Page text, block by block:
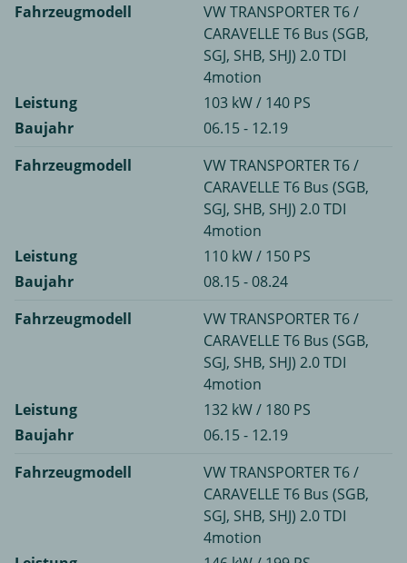
Fahrzeugmodell
VW TRANSPORTER T6 /
CARAVELLE T6 Bus (SGB,
SGJ, SHB, SHJ) 2.0 TDI
4motion
Leistung
103 kW / 140 PS
Baujahr
06.15 - 12.19
Fahrzeugmodell
VW TRANSPORTER T6 /
CARAVELLE T6 Bus (SGB,
SGJ, SHB, SHJ) 2.0 TDI
4motion
Leistung
110 kW / 150 PS
Baujahr
08.15 - 08.24
Fahrzeugmodell
VW TRANSPORTER T6 /
CARAVELLE T6 Bus (SGB,
SGJ, SHB, SHJ) 2.0 TDI
4motion
Leistung
132 kW / 180 PS
Baujahr
06.15 - 12.19
Fahrzeugmodell
VW TRANSPORTER T6 /
CARAVELLE T6 Bus (SGB,
SGJ, SHB, SHJ) 2.0 TDI
4motion